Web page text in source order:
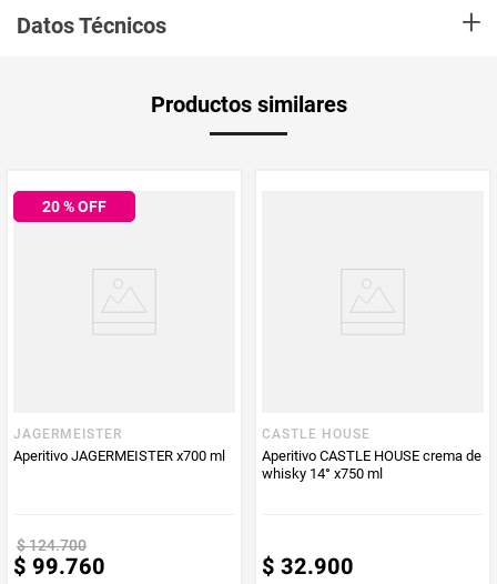
Datos Técnicos +
PUM - Medida
Producto (kg)
Productos similares
20% OFF
JAGERMEISTER
Aperitivo JAGERMEISTER x700 ml
$124.700
$ 99.760
CASTLE HOUSE
Aperitivo CASTLE HOUSE crema de
whisky 14° x750 ml
$ 32.900